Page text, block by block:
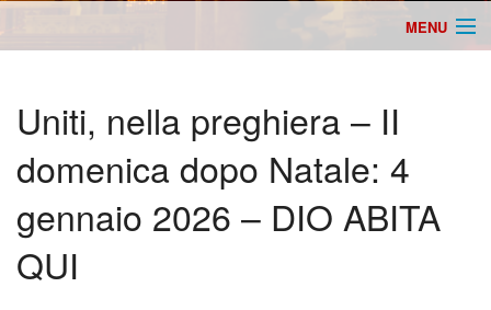
MENU
Catechesi
Liturgia
Carità
Canale YouTutube
Uniti, nella preghiera – II
domenica dopo Natale: 4
gennaio 2026 – DIO ABITA
QUI